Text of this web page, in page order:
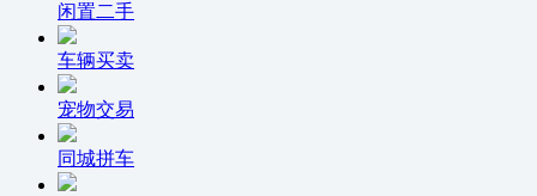
闲置二手
车辆买卖
宠物交易
同城拼车